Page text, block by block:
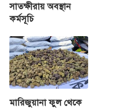
সাতক্ষীরায় অবস্থান
কর্মসূচি
মারিজুয়ানা ফুল থেকে